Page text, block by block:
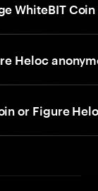
WhiteBIT
Heloc
or Figure